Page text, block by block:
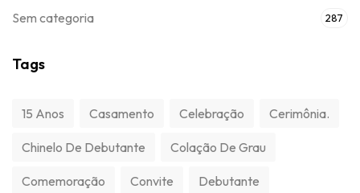
Sem categoria 287
Tags
15 Anos Casamento Celebração Cerimônia.
Chinelo De Debutante Colação De Grau
Comemoração Convite Debutante